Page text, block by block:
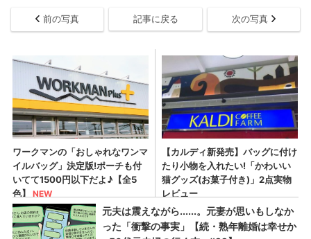
前の写真 記事に戻る 次の写真